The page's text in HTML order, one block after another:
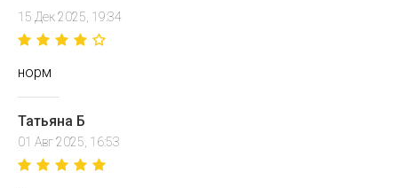
15 Дек 2025, 19:34
норм
Татьяна Б
01 Авг 2025, 16:53